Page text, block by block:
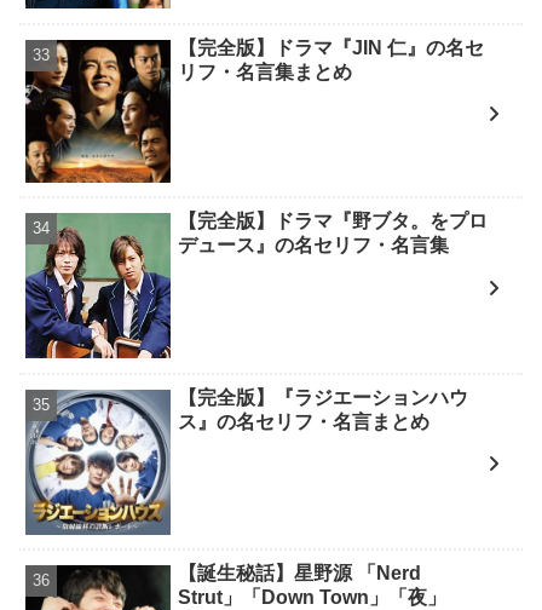
【完全版】ドラマ『JIN 仁』の名セ
リフ・名言集まとめ
【完全版】ドラマ『野ブタ。をプロ
デュース』の名セリフ・名言集
【完全版】『ラジエーションハウ
ス』の名セリフ・名言まとめ
【誕生秘話】星野源 「Nerd
Strut」「Down Town」「夜」